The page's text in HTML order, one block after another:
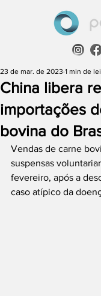
China libera
importações
bovina do
23 de mar. de 2023 1 min de
Vendas de carne
suspensas
fevereiro, após a
caso atípico da